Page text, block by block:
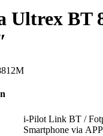
Ultrex BT
i-Pilot Link BT /
Smartphone via APP